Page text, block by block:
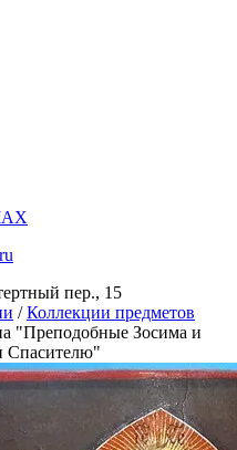
пер., 15
/ Коллекции предметов
"Преподобные Зосима и
Спасителю"